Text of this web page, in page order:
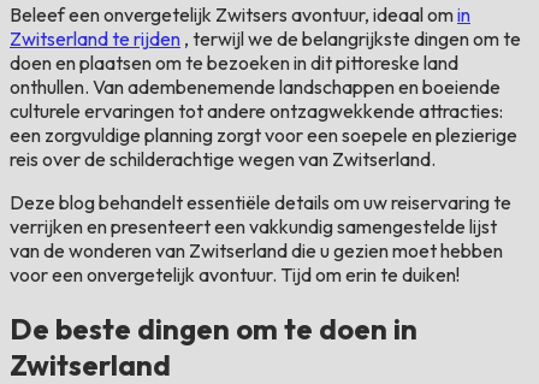
Beleef een onvergetelijk Zwitsers avontuur, ideaal omin
Zwitserland te rijden , terwijl we de belangrijkste dingen om te
doen en plaatsen om te bezoeken in dit pittoreske land
onthullen. Van adembenemende landschappen en boeiende
culturele ervaringen tot andere ontzagwekkende attracties:
een zorgvuldige planning zorgt voor een soepele en plezierige
reis over de schilderachtige wegen van Zwitserland.
Deze blog behandelt essentiële details om uw reiservaring te
verrijken en presenteert een vakkundig samengestelde lijst
van de wonderen van Zwitserland die u gezien moet hebben
voor een onvergetelijk avontuur. Tijd om erin te duiken!
De beste dingen om te doen in
Zwitserland